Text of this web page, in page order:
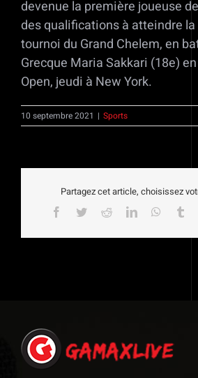
devenue la première joueuse
des qualifications à atteindre la
tournoi du Grand Chelem, en
Grecque Maria Sakkari (18e)
Open, jeudi à New York.
10 septembre 2021 | Sports
Partagez cet article, choisissez
Facebook
TwitterRedditLinkedIn